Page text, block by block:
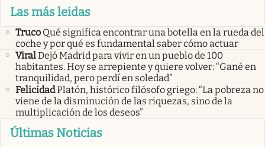
Las más leidas
Truco Qué significa encontrar una botella en la rueda del
coche y por qué es fundamental saber cómo actuar
ViralDejó Madrid para vivir en un pueblo de 100
habitantes. Hoy se arrepiente y quiere volver: “Gané en
tranquilidad, pero perdí en soledad”
FelicidadPlatón, histórico filósofo griego: “La pobreza no
viene de la disminución de las riquezas, sino de la
multiplicación de los deseos”
Últimas Noticias